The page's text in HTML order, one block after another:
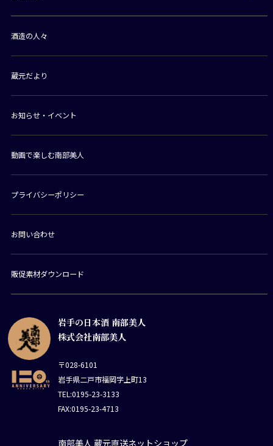
岩手の日本酒 南部美人
株式会社南部美人
〒028-6101
岩手県二戸市福岡字上町13
TEL:0195-23-3133
FAX:0195-23-4713
南部美人 蔵元直送ネットショップ
酒造の人々
蔵元だより
お知らせ・イベント
動画で楽しむ南部美人
プライバシーポリシー
お問い合わせ
販促素材ダウンロード